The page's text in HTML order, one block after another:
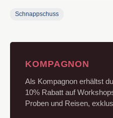
Schnappschuss
KOMPAGNON
Als Kompagnon erhältst
10% Rabatt auf
Proben und Reisen,